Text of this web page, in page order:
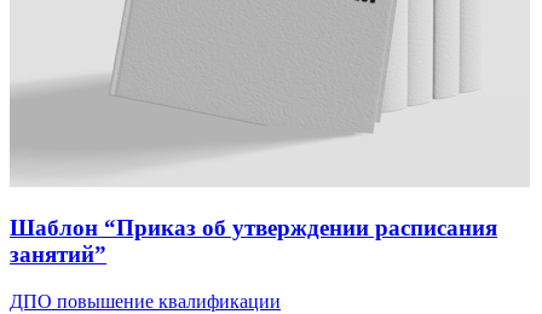
Шаблон “Приказ об утверждении расписания
занятий”
ДПО повышение квалификации